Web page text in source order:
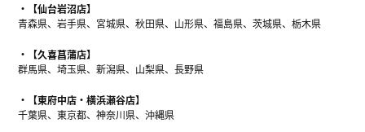
【仙台岩沼店】
青森県、岩手県、宮城県、秋田県、山形県、福島県、茨城県、栃木県
【久喜菖蒲店】
群馬県、埼玉県、新潟県、山梨県、長野県
【東府中店・横浜瀬谷店】
千葉県、東京都、神奈川県、沖縄県